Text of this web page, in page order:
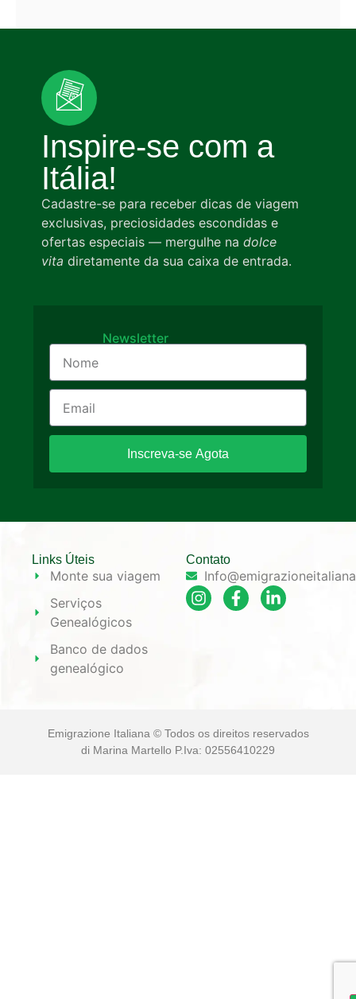
Inspire-se com a
Itália!
Cadastre-se para receber dicas de viagem
exclusivas, preciosidades escondidas e
ofertas especiais — mergulhe na dolce
vita diretamente da sua caixa de entrada.
Newsletter
Inscreva-se Agota
Links Úteis
Monte sua viagem
Serviços
Genealógicos
Banco de dados
genealógico
Contato
Emigrazione Italiana © Todos os direitos reservados
di Marina Martello P.Iva: 02556410229